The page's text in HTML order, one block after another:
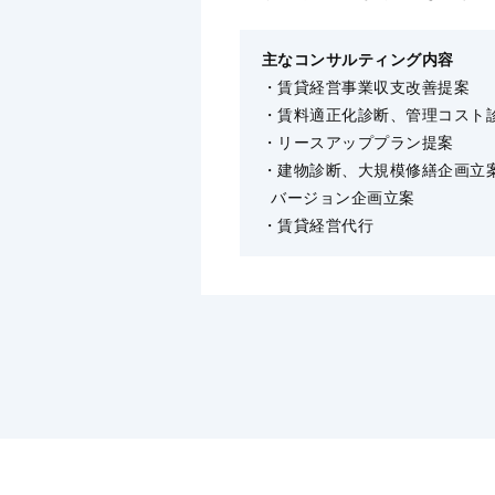
主なコンサルティング内容
・賃貸経営事業収⽀改善提案
・賃料適正化診断、管理コスト
・リースアッププラン提案
・建物診断、⼤規模修繕企画
バージョン企画⽴案
・賃貸経営代⾏